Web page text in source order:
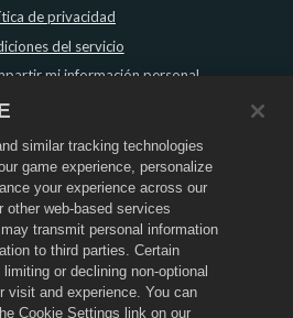
de privacidad
del servicio
mi información personal
de reembolso
de la tienda
del juego
de cookies
City y el logo de Dragon City son marcas
Reservados todos los derechos. La tienda de
Zynga, Inc. Ofertas válidas solo dentro del
y el precio de las ofertas varían según
similar tracking technologies
game experience, personalize
your experience across our
web-based services
transmit personal information
to third parties. Certain
or declining non-optional
visit and experience. You can
Cookie Settings link on our